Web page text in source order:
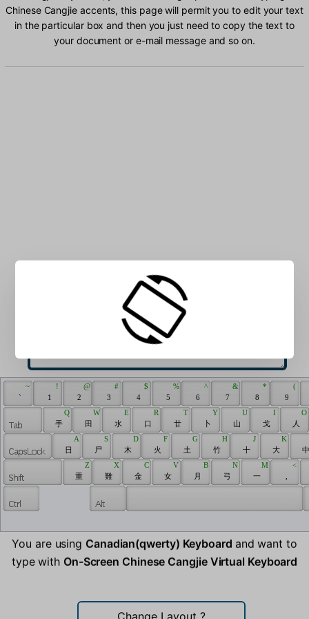
Chinese Cangjie accents, this page will permit you to edit your text
in the particular box and then you just need to copy the text to
your document or e-mail message and so on.
Type Chinese Cangjie characters into the box:
`
~
1
!
2
@
3
#
4
$
5
%
6
^
7
&
8
*
9
(
手
Q
田
W
水
E
口
R
廿
T
卜
Y
山
U
戈
I
人
O
日
A
尸
S
木
D
火
F
土
G
竹
H
十
J
大
K
重
Z
難
X
金
C
女
V
月
B
弓
N
一
M
<
You are using Canadian(qwerty) Keyboard and want to
type with On-Screen Chinese Cangjie Virtual Keyboard
Change Layout ?